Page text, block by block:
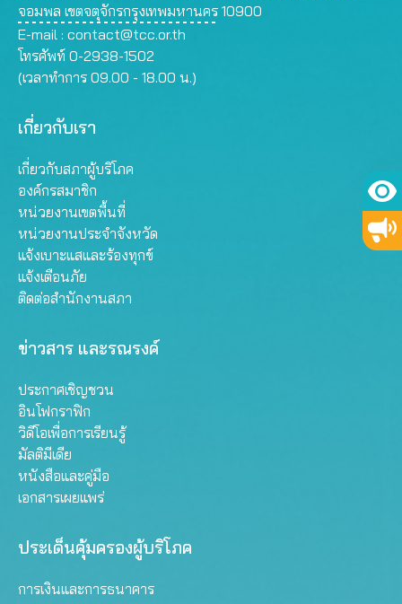
จอมพล เขตจตุจักรกรุงเทพมหานคร 10900
E-mail : contact@tcc.or.th
โทรศัพท์ 0-2938-1502
(เวลาทำการ 09.00 - 18.00 น.)
เกี่ยวกับเรา
เกี่ยวกับสภาผู้บริโภค
องค์กรสมาชิก
หน่วยงานเขตพื้นที่
หน่วยงานประจำจังหวัด
แจ้งเบาะแสและร้องทุกข์
แจ้งเตือนภัย
ติดต่อสำนักงานสภา
ข่าวสาร และรณรงค์
ประกาศเชิญชวน
อินโฟกราฟิก
วิดีโอเพื่อการเรียนรู้
มัลติมีเดีย
หนังสือและคู่มือ
เอกสารเผยแพร่
ประเด็นคุ้มครองผู้บริโภค
การเงินและการธนาคาร